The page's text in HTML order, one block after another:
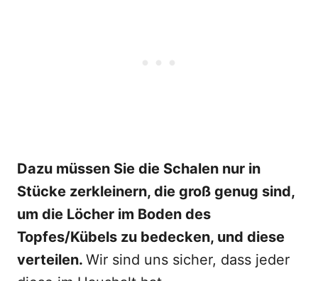
Dazu müssen Sie die Schalen nur in
Stücke zerkleinern, die groß genug sind,
um die Löcher im Boden des
Topfes/Kübels zu bedecken, und diese
verteilen. Wir sind uns sicher, dass jeder